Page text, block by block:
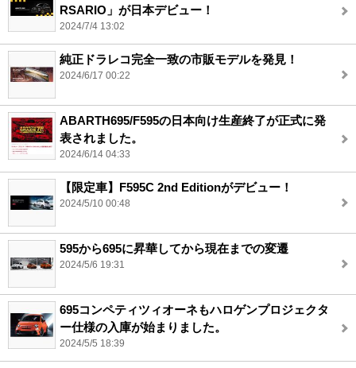
RSARIO」が日本デビュー！
2024/7/4 13:02
純正ドラレコ完全一致の市販モデルを発見！
2024/6/17 00:22
ABARTH695/F595の日本向け生産終了が正式に発
表されました。
2024/6/14 04:33
【限定車】F595C 2nd Editionがデビュー！
2024/5/10 00:48
595から695に昇華してから現在までの変遷
2024/5/6 19:31
695コンペティツィオーネもハロゲンプロジェクタ
ー仕様の入庫が始まりました。
2024/5/5 18:39